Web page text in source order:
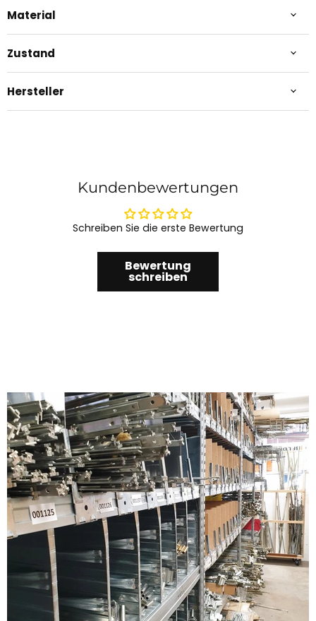
Material
Zustand
Hersteller
Kundenbewertungen
Schreiben Sie die erste Bewertung
Bewertung
schreiben